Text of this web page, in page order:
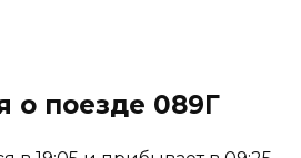
о поезде 089Г